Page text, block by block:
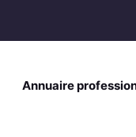
Annuaire